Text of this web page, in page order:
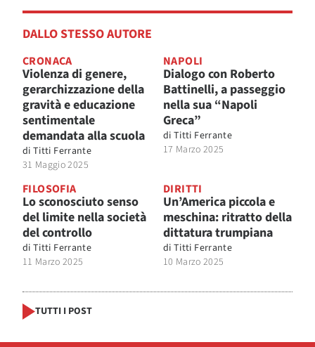
DALLO STESSO AUTORE
CRONACA
Violenza di genere,
gerarchizzazione della
gravità e educazione
sentimentale
demandata alla scuola
di Titti Ferrante
31 Maggio 2025
NAPOLI
Dialogo con Roberto
Battinelli, a passeggio
nella sua “Napoli
Greca”
di Titti Ferrante
17 Marzo 2025
FILOSOFIA
Lo sconosciuto senso
del limite nella società
del controllo
di Titti Ferrante
11 Marzo 2025
DIRITTI
Un’America piccola e
meschina: ritratto della
dittatura trumpiana
di Titti Ferrante
10 Marzo 2025
TUTTI I POST